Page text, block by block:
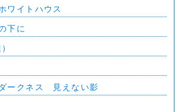
ワイトハウス
下に
ークネス 見えない影